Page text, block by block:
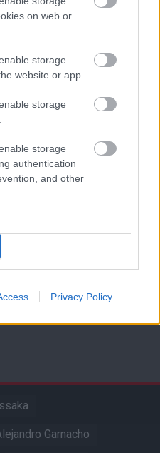
on web or
storage
website or app.
storage
storage
authentication
and other
Privacy Policy
08-15 18:00
működését!
Garnacho